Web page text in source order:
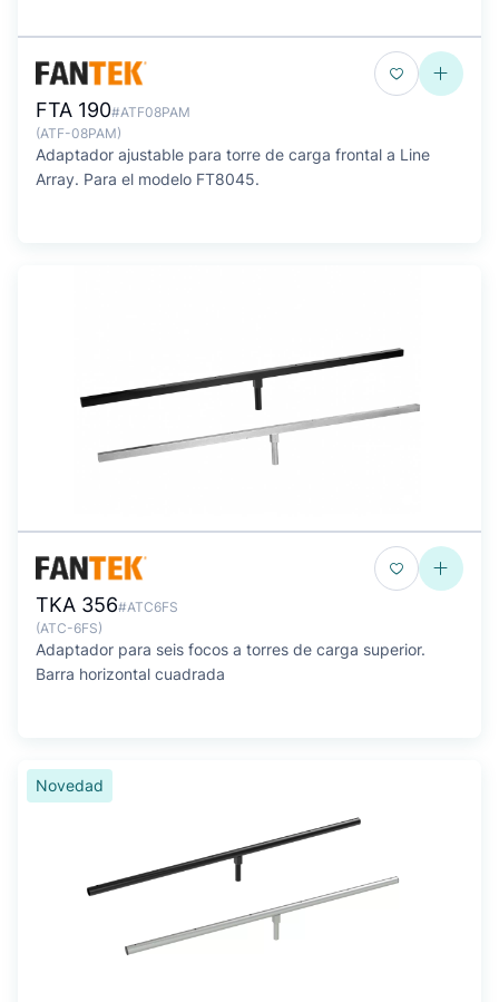
FTA 190#ATF08PAM
(ATF-08PAM)
Adaptador ajustable para torre de carga frontal a Line
Array. Para el modelo FT8045.
TKA 356#ATC6FS
(ATC-6FS)
Adaptador para seis focos a torres de carga superior.
Barra horizontal cuadrada
Novedad